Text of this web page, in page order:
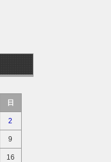
日
2
9
16